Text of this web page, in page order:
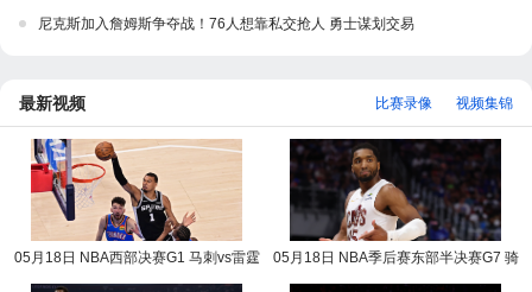
尼克斯加入詹姆斯争夺战！76人想靠私交抢人 勇士谋划交易
最新视频 视频集锦
比赛录像
05月18日 NBA西部决赛G1 马刺vs雷霆
05月18日 NBA季后赛东部半决赛G7 骑